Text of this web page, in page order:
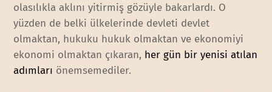
olasılıkla aklını yitirmiş gözüyle bakarlardı. O
yüzden de belki ülkelerinde devleti devlet
olmaktan, hukuku hukuk olmaktan ve ekonomiyi
ekonomi olmaktan çıkaran, her gün bir yenisi atılan
adımları önemsemediler.